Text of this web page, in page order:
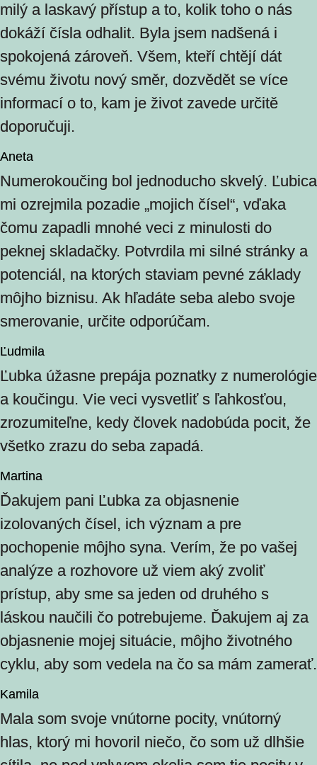
milý a laskavý přístup a to, kolik toho o nás
dokáží čísla odhalit. Byla jsem nadšená i
spokojená zároveň. Všem, kteří chtějí dát
svému životu nový směr, dozvědět se více
informací o to, kam je život zavede určitě
doporučuji.
Aneta
Numerokoučing bol jednoducho skvelý. Ľubica
mi ozrejmila pozadie „mojich čísel“, vďaka
čomu zapadli mnohé veci z minulosti do
peknej skladačky. Potvrdila mi silné stránky a
potenciál, na ktorých staviam pevné základy
môjho biznisu. Ak hľadáte seba alebo svoje
smerovanie, určite odporúčam.
Ľudmila
Ľubka úžasne prepája poznatky z numerológie
a koučingu. Vie veci vysvetliť s ľahkosťou,
zrozumiteľne, kedy človek nadobúda pocit, že
všetko zrazu do seba zapadá.
Martina
Ďakujem pani Ľubka za objasnenie
izolovaných čísel, ich význam a pre
pochopenie môjho syna. Verím, že po vašej
analýze a rozhovore už viem aký zvoliť
prístup, aby sme sa jeden od druhého s
láskou naučili čo potrebujeme. Ďakujem aj za
objasnenie mojej situácie, môjho životného
cyklu, aby som vedela na čo sa mám zamerať.
Kamila
Mala som svoje vnútorne pocity, vnútorný
hlas, ktorý mi hovoril niečo, čo som už dlhšie